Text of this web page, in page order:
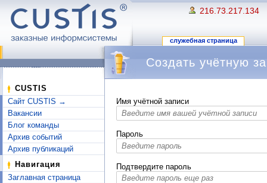
216.73.217.134
служебная страница
CUSTIS
Сайт CUSTIS →
Вакансии
Блог команды
Архив событий
Архив публикаций
Навигация
Заглавная страница
Создать учётную
Имя учётной записи
Пароль
Подтвердите пароль